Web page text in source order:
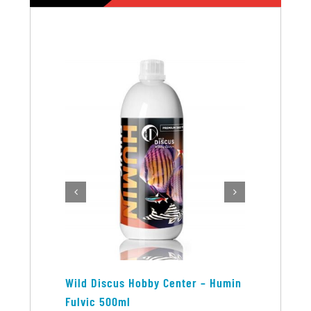
Wild Discus Hobby Center – Humin
Fulvic 500ml
Wild Discus